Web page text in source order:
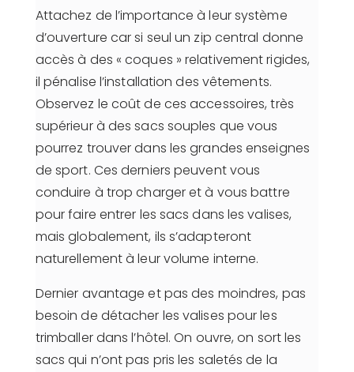
Attachez de l’importance à leur système
d’ouverture car si seul un zip central donne
accès à des « coques » relativement rigides,
il pénalise l’installation des vêtements.
Observez le coût de ces accessoires, très
supérieur à des sacs souples que vous
pourrez trouver dans les grandes enseignes
de sport. Ces derniers peuvent vous
conduire à trop charger et à vous battre
pour faire entrer les sacs dans les valises,
mais globalement, ils s’adapteront
naturellement à leur volume interne.
Dernier avantage et pas des moindres, pas
besoin de détacher les valises pour les
trimballer dans l’hôtel. On ouvre, on sort les
sacs qui n’ont pas pris les saletés de la